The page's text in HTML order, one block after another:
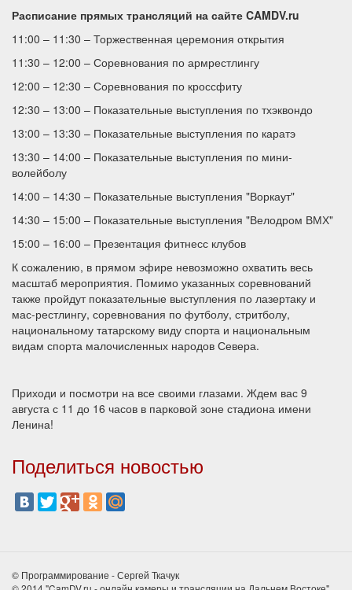
Расписание прямых трансляций на сайте CAMDV.ru
11:00 – 11:30 – Торжественная церемония открытия
11:30 – 12:00 – Соревнования по армрестлингу
12:00 – 12:30 – Соревнования по кроссфиту
12:30 – 13:00 – Показательные выступления по тхэквондо
13:00 – 13:30 – Показательные выступления по каратэ
13:30 – 14:00 – Показательные выступления по мини-
волейболу
14:00 – 14:30 – Показательные выступления "Воркаут"
14:30 – 15:00 – Показательные выступления "Велодром ВМХ"
15:00 – 16:00 – Презентация фитнесс клубов
К сожалению, в прямом эфире невозможно охватить весь
масштаб мероприятия. Помимо указанных соревнований
также пройдут показательные выступления по лазертаку и
мас-рестлингу, соревнования по футболу, стритболу,
национальному татарскому виду спорта и национальным
видам спорта малочисленных народов Севера.
Приходи и посмотри на все своими глазами. Ждем вас 9
августа с 11 до 16 часов в парковой зоне стадиона имени
Ленина!
Поделиться новостью
© Программирование - Сергей Ткачук